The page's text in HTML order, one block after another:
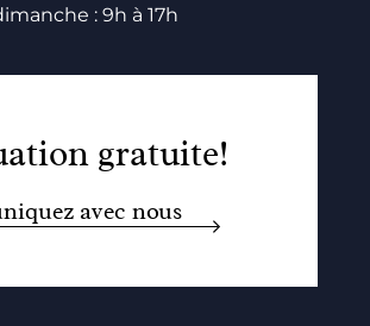
: 9h à 17h
gratuite!
avec nous